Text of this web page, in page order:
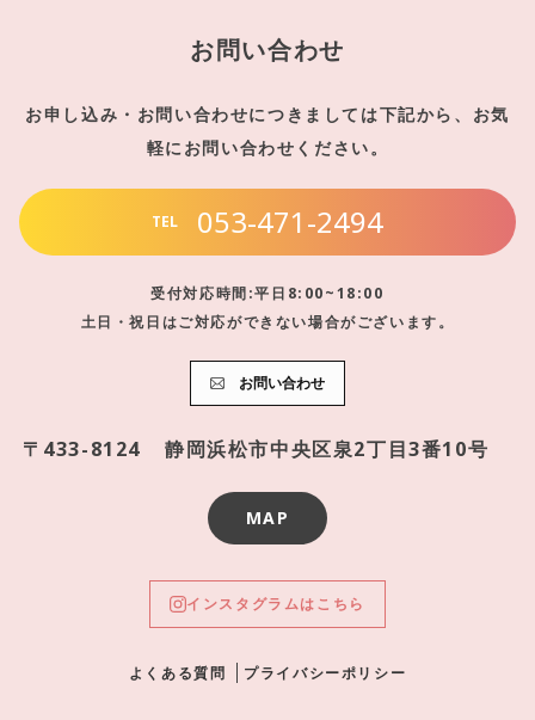
お問い合わせ
お申し込み・お問い合わせにつきましては下記から、お気
軽にお問い合わせください。
TEL 053-471-2494
受付対応時間:平日8:00~18:00
土日・祝日はご対応ができない場合がございます。
お問い合わせ
〒433-8124 静岡浜松市中央区泉2丁目3番10号
MAP
インスタグラムはこちら
よくある質問 プライバシーポリシー